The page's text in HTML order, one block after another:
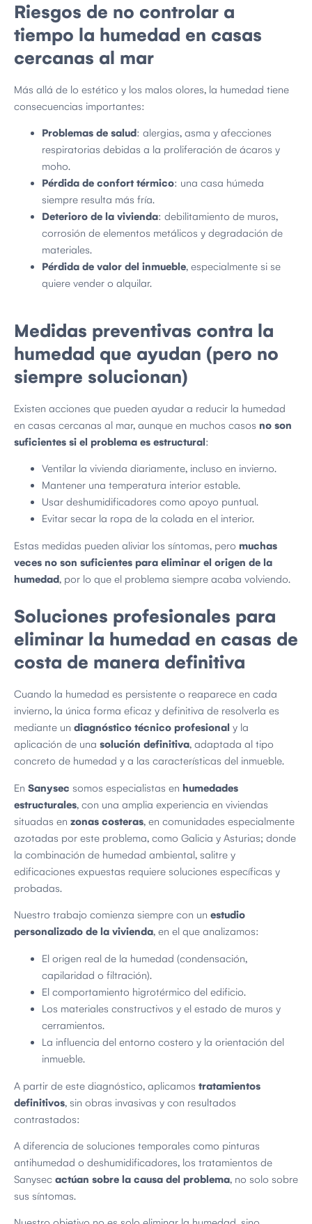
Riesgos de no controlar a
tiempo la humedad en casas
cercanas al mar
Más allá de lo estético y los malos olores, la humedad tiene
consecuencias importantes:
Problemas de salud: alergias, asma y afecciones
respiratorias debidas a la proliferación de ácaros y
moho.
Pérdida de confort térmico: una casa húmeda
siempre resulta más fría.
Deterioro de la vivienda: debilitamiento de muros,
corrosión de elementos metálicos y degradación de
materiales.
Pérdida de valor del inmueble, especialmente si se
quiere vender o alquilar.
Medidas preventivas contra la
humedad que ayudan (pero no
siempre solucionan)
Existen acciones que pueden ayudar a reducir la humedad
en casas cercanas al mar, aunque en muchos casos no son
suficientes si el problema es estructural:
Ventilar la vivienda diariamente, incluso en invierno.
Mantener una temperatura interior estable.
Usar deshumidificadores como apoyo puntual.
Evitar secar la ropa de la colada en el interior.
Estas medidas pueden aliviar los síntomas, pero muchas
veces no son suficientes para eliminar el origen de la
humedad, por lo que el problema siempre acaba volviendo.
Soluciones profesionales para
eliminar la humedad en casas de
costa de manera definitiva
Cuando la humedad es persistente o reaparece en cada
invierno, la única forma eficaz y definitiva de resolverla es
mediante un diagnóstico técnico profesional y la
aplicación de una solución definitiva, adaptada al tipo
concreto de humedad y a las características del inmueble.
En Sanysec somos especialistas en humedades
estructurales, con una amplia experiencia en viviendas
situadas en zonas costeras, en comunidades especialmente
azotadas por este problema, como Galicia y Asturias; donde
la combinación de humedad ambiental, salitre y
edificaciones expuestas requiere soluciones específicas y
probadas.
Nuestro trabajo comienza siempre con un estudio
personalizado de la vivienda, en el que analizamos:
El origen real de la humedad (condensación,
capilaridad o filtración).
El comportamiento higrotérmico del edificio.
Los materiales constructivos y el estado de muros y
cerramientos.
La influencia del entorno costero y la orientación del
inmueble.
A partir de este diagnóstico, aplicamos tratamientos
definitivos, sin obras invasivas y con resultados
contrastados:
A diferencia de soluciones temporales como pinturas
antihumedad o deshumidificadores, los tratamientos de
Sanysec actúan sobre la causa del problema, no solo sobre
sus síntomas.